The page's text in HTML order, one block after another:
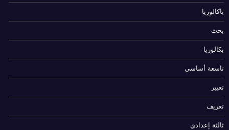
باكالوريا
بحث
بكالوريا
تاسعة أساسي
تعبير
تعريف
ثالثة إعدادي